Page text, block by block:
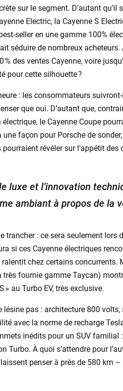
sur le segment. D’autant
Electric, la Cayenne S
seller en une gamme 100%
séduire de nombreux
des ventes Cayenne, voire
pour cette silhouette ?
: les consommateurs
que oui. D’autant que,
électrique, le Cayenne Coupe
une façon pour Porsche de
pourraient révéler sur l’appétit
luxe et l’innovation
ambiant à propos de la
trancher : ce sera seulement
si ces Cayenne électriques
chez certains concurrents.
très fournie gamme Taycan)
» au Turbo EV, très exclusive.
lésine pas : architecture 800
avec la norme de recharge
inédits pour un SUV
Turbo. À quoi s’attendre pour
penser à près de 580 km